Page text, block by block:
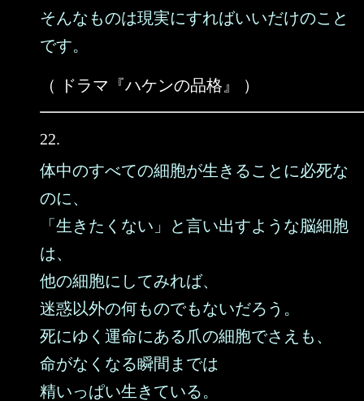
そんなものは現実にすればいいだけのこと
です。
（ ドラマ『ハケンの品格』 ）
22.
体中のすべての細胞が生きることに必死な
のに、
「生きたくない」と言い出すような脳細胞
は、
他の細胞にしてみれば、
迷惑以外の何ものでもないだろう。
死にゆく運命にある爪の細胞でさえも、
命がなくなる瞬間までは
精いっぱい生きている。